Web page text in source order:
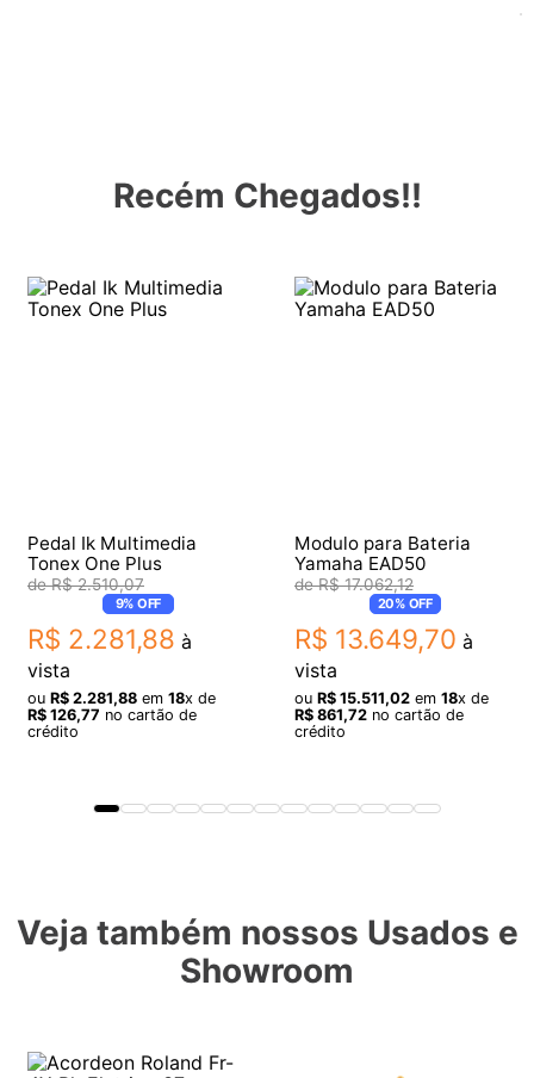
Recém Chegados!!
Pedal Ik Multimedia
Tonex One Plus
R$ 2.510,07
9% OFF
R$ 2.281,88 à
vista
ou R$ 2.281,88 em 18x de
R$ 126,77 no cartão de
crédito
Modulo para Bateria
Yamaha EAD50
R$ 17.062,12
20%OFF
R$ 13.649,70 à
vista
ou R$ 15.511,02 em 18x de
R$ 861,72 no cartão de
crédito
Veja também nossos Usados e
Showroom